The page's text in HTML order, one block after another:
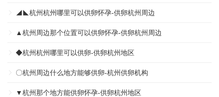
◢◣杭州杭州哪里可以供卵怀孕-供卵杭州周边
▲杭州周边那个位置可以供卵怀孕-供卵杭州周边
◆杭州杭州哪里可以供卵-供卵杭州地区
〇杭州周边什么地方能够供卵-杭州供卵机构
▼杭州那个地方能供卵怀孕-供卵杭州地区